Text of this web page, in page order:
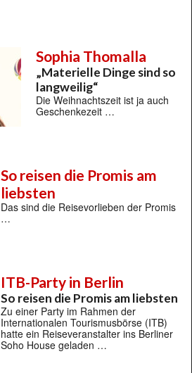
Sophia Thomalla
„Materielle Dinge sind so
langweilig“
Die Weihnachtszeit ist ja auch
Geschenkezeit …
So reisen die Promis am
liebsten
Das sind die Reisevorlieben der Promis
…
ITB-Party in Berlin
So reisen die Promis am liebsten
Zu einer Party im Rahmen der
Internationalen Tourismusbörse (ITB)
hatte ein Reiseveranstalter ins Berliner
Soho House geladen …